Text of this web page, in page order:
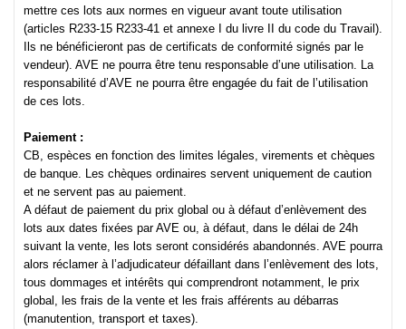
mettre ces lots aux normes en vigueur avant toute utilisation
(articles R233-15 R233-41 et annexe I du livre II du code du Travail).
Ils ne bénéficieront pas de certificats de conformité signés par le
vendeur). AVE ne pourra être tenu responsable d’une utilisation. La
responsabilité d’AVE ne pourra être engagée du fait de l’utilisation
de ces lots.
Paiement :
CB, espèces en fonction des limites légales, virements et chèques
de banque. Les chèques ordinaires servent uniquement de caution
et ne servent pas au paiement.
A défaut de paiement du prix global ou à défaut d’enlèvement des
lots aux dates fixées par AVE ou, à défaut, dans le délai de 24h
suivant la vente, les lots seront considérés abandonnés. AVE pourra
alors réclamer à l’adjudicateur défaillant dans l’enlèvement des lots,
tous dommages et intérêts qui comprendront notamment, le prix
global, les frais de la vente et les frais afférents au débarras
(manutention, transport et taxes).